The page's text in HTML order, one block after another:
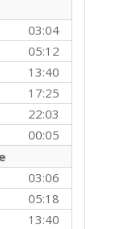
03:04
05:12
13:40
17:25
22:03
00:05
03:06
05:18
13:40